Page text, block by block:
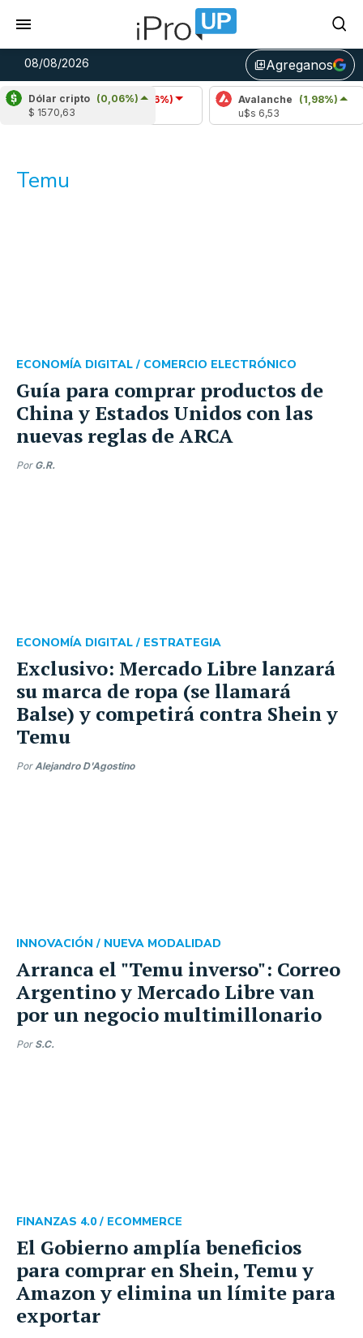
08/08/2026 library_addAgreganos
Dólar cripto (0,06%)
$ 1570,63
Cardano
(-0,26%)
u$s 0,20
Avalanche (1,98%)
u$s 6,53
Temu
Guía para comprar productos de
China y Estados Unidos con las
nuevas reglas de ARCA
ECONOMÍA DIGITAL / COMERCIO ELECTRÓNICO
Por G.R.
Exclusivo: Mercado Libre lanzará
su marca de ropa (se llamará
Balse) y competirá contra Shein y
Temu
ECONOMÍA DIGITAL / ESTRATEGIA
PorAlejandro D'Agostino
Arranca el "Temu inverso": Correo
Argentino y Mercado Libre van
por un negocio multimillonario
INNOVACIÓN / NUEVA MODALIDAD
Por S.C.
El Gobierno amplía beneficios
para comprar en Shein, Temu y
Amazon y elimina un límite para
exportar
FINANZAS 4.0 / ECOMMERCE